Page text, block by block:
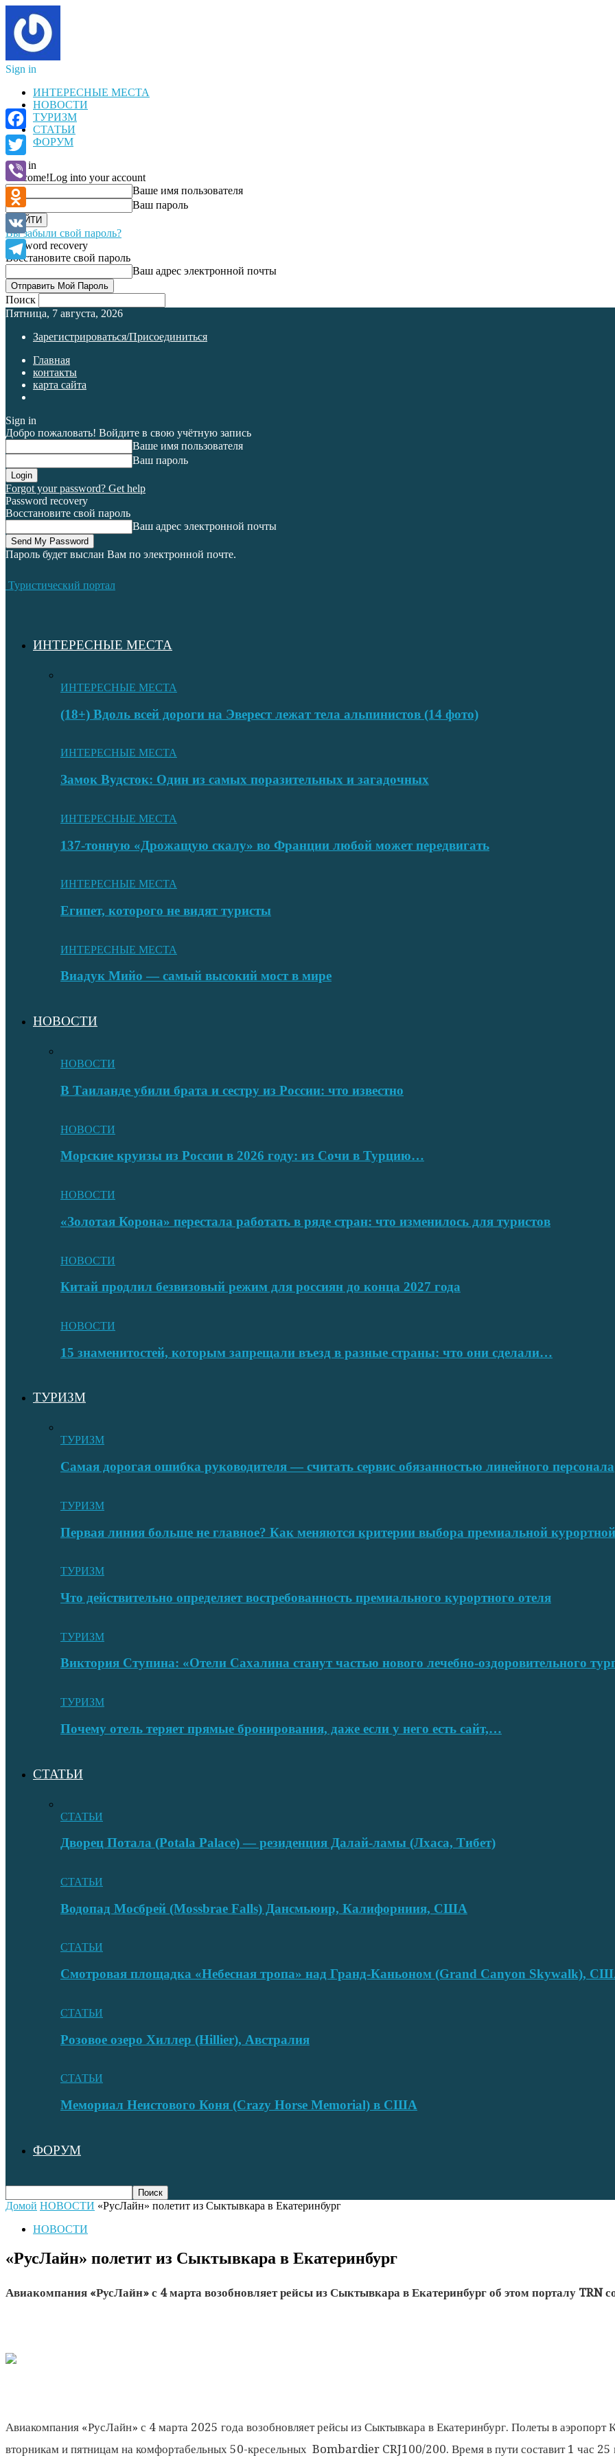
Sign in
ИНТЕРЕСНЫЕ МЕСТА
НОВОСТИ
ТУРИЗМ
СТАТЬИ
ФОРУМ
Sign in
Welcome!Log into your account
Ваше имя пользователя
Ваш пароль
Вы забыли свой пароль?
Password recovery
Восстановите свой пароль
Ваш адрес электронной почты
Поиск
Пятница, 7 августа, 2026
Зарегистрироваться/Присоединиться
Главная
контакты
карта сайта
Sign in
Добро пожаловать! Войдите в свою учётную запись
Ваше имя пользователя
Ваш пароль
Forgot your password? Get help
Password recovery
Восстановите свой пароль
Ваш адрес электронной почты
Пароль будет выслан Вам по электронной почте.
Туристический портал
ИНТЕРЕСНЫЕ МЕСТА
ИНТЕРЕСНЫЕ МЕСТА
(18+) Вдоль всей дороги на Эверест лежат тела альпинистов (14 фото)
ИНТЕРЕСНЫЕ МЕСТА
Замок Вудсток: Один из самых поразительных и загадочных
ИНТЕРЕСНЫЕ МЕСТА
137-тонную «Дрожащую скалу» во Франции любой может передвигать
ИНТЕРЕСНЫЕ МЕСТА
Египет, которого не видят туристы
ИНТЕРЕСНЫЕ МЕСТА
Виадук Мийо — самый высокий мост в мире
НОВОСТИ
НОВОСТИ
В Таиланде убили брата и сестру из России: что известно
НОВОСТИ
Морские круизы из России в 2026 году: из Сочи в Турцию…
НОВОСТИ
«Золотая Корона» перестала работать в ряде стран: что изменилось для туристов
НОВОСТИ
Китай продлил безвизовый режим для россиян до конца 2027 года
НОВОСТИ
15 знаменитостей, которым запрещали въезд в разные страны: что они сделали…
ТУРИЗМ
ТУРИЗМ
Самая дорогая ошибка руководителя — считать сервис обязанностью линейного персонала
ТУРИЗМ
Первая линия больше не главное? Как меняются критерии выбора премиальной
ТУРИЗМ
Что действительно определяет востребованность премиального курортного отеля
ТУРИЗМ
Виктория Ступина: «Отели Сахалина станут частью нового лечебно-оздоровительного
ТУРИЗМ
Почему отель теряет прямые бронирования, даже если у него есть сайт,…
СТАТЬИ
СТАТЬИ
Дворец Потала (Potala Palace) — резиденция Далай-ламы (Лхаса, Тибет)
СТАТЬИ
Водопад Мосбрей (Mossbrae Falls) Дансмьюир, Калифорниия, США
СТАТЬИ
Смотровая площадка «Небесная тропа» над Гранд-Каньоном (Grand Canyon Skywalk),
СТАТЬИ
Розовое озеро Хиллер (Hillier), Австралия
СТАТЬИ
Мемориал Неистового Коня (Crazy Horse Memorial) в США
ФОРУМ
Домой НОВОСТИ «РусЛайн» полетит из Сыктывкара в Екатеринбург
НОВОСТИ
«РусЛайн» полетит из Сыктывкара в Екатеринбург
Авиакомпания «РусЛайн» с 4 марта возобновляет рейсы из Сыктывкара в Екатеринбург об этом порталу TRN
Авиакомпания «РусЛайн» с 4 марта 2025 года возобновляет рейсы из Сыктывкара в Екатеринбург. Полеты в
вторникам и пятницам на комфортабельных 50-кресельных Bombardier CRJ100/200. Время в пути составит 1 час
Facebook
Twitter
Viber
Odnoklassniki
VK